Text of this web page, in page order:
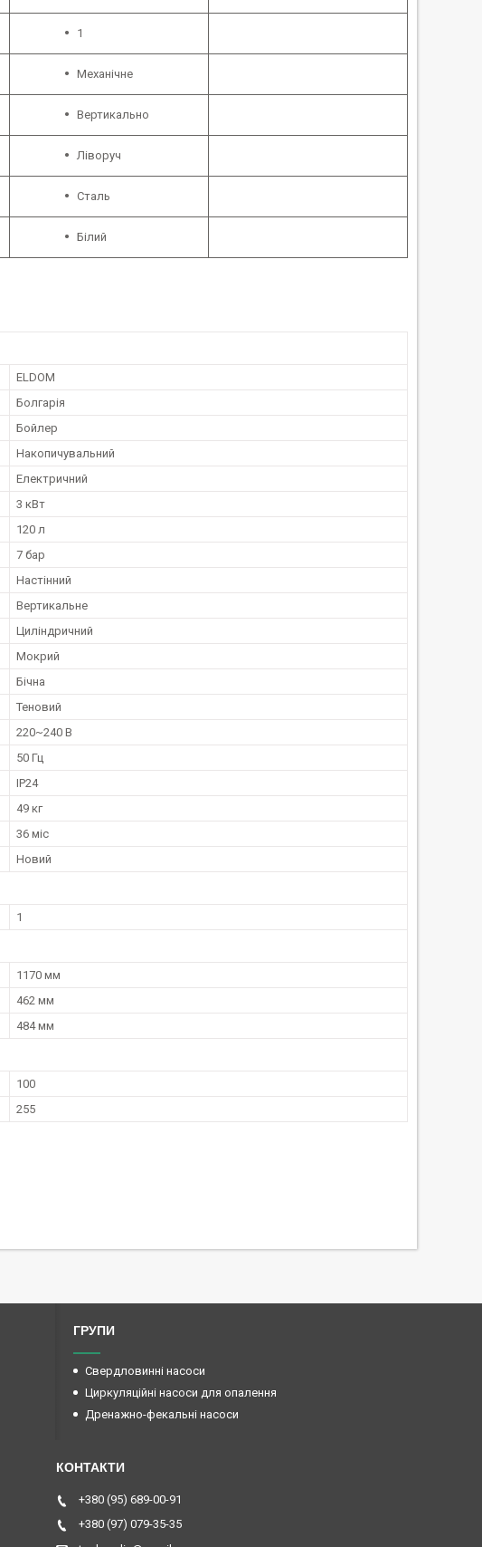
1
Механічне
Вертикально
Ліворуч
Сталь
Білий
ELDOM
Болгарія
Бойлер
Накопичувальний
Електричний
3 кВт
120 л
7 бар
Настінний
Вертикальне
Циліндричний
Мокрий
Бічна
Теновий
220~240 В
50 Гц
IP24
49 кг
36 міс
Новий
1
1170 мм
462 мм
484 мм
100
255
ГРУПИ
Свердловинні насоси
Циркуляційні насоси для опалення
Дренажно-фекальні насоси
+380 (95) 689-00-91
+380 (97) 079-35-35